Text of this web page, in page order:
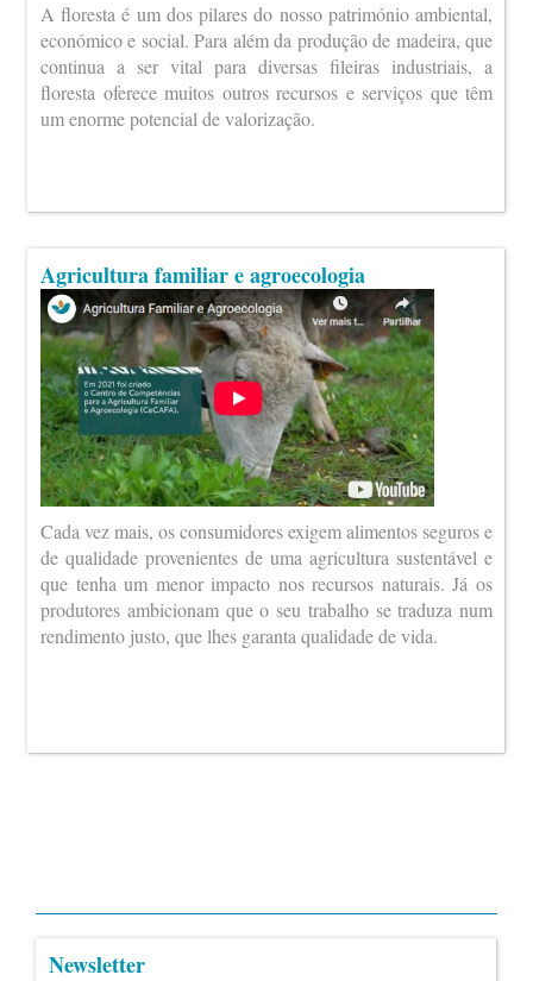
A floresta é um dos pilares do nosso património ambiental,
económico e social. Para além da produção de madeira, que
continua a ser vital para diversas fileiras industriais, a
floresta oferece muitos outros recursos e serviços que têm
um enorme potencial de valorização.
Agricultura familiar e agroecologia
Cada vez mais, os consumidores exigem alimentos seguros e
de qualidade provenientes de uma agricultura sustentável e
que tenha um menor impacto nos recursos naturais. Já os
produtores ambicionam que o seu trabalho se traduza num
rendimento justo, que lhes garanta qualidade de vida.
Newsletter